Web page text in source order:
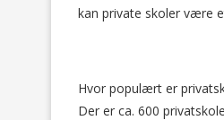
kan private skoler være
Hvor populært er
Der er ca. 600